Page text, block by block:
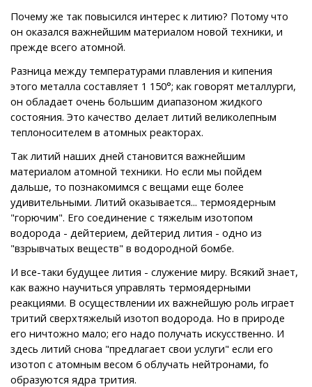
Почему же так повысился интерес к литию? Потому что
он оказался важнейшим материалом новой техники, и
прежде всего атомной.
Разница между температурами плавления и кипения
этого металла составляет 1 150°; как говорят металлурги,
он обладает очень большим диапазоном жидкого
состояния. Это качество делает литий великолепным
теплоносителем в атомных реакторах.
Так литий наших дней становится важнейшим
материалом атомной техники. Но если мы пойдем
дальше, то познакомимся с вещами еще более
удивительными. Литий оказывается... термоядерным
"горючим". Его соединение с тяжелым изотопом
водорода - дейтерием, дейтерид лития - одно из
"взрывчатых веществ" в водородной бомбе.
И все-таки будущее лития - служение миру. Всякий знает,
как важно научиться управлять термоядерными
реакциями. В осуществлении их важнейшую роль играет
тритий сверхтяжелый изотоп водорода. Но в природе
его ничтожно мало; его надо получать искусственно. И
здесь литий снова "предлагает свои услуги" если его
изотоп с атомным весом 6 облучать нейтронами, fo
образуются ядра трития.